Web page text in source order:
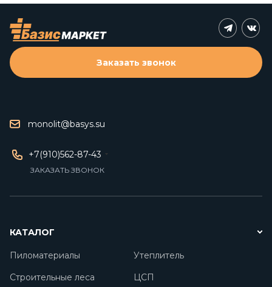
monolit@basys.su
+7(910)562-87-43
ЗАКАЗАТЬ ЗВОНОК
Заказать звонок
КАТАЛОГ
Пиломатериалы
Утеплитель
Строительные леса
ЦСП